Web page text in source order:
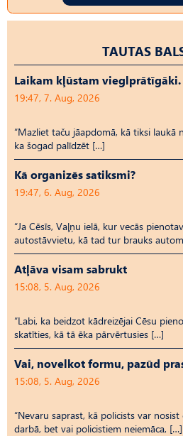
TAUTAS
Laikam kļūstam
19:47, 7. Aug, 2026
“Mazliet taču jāapdomā, kā tiksi laukā
ka šogad palīdzēt […]
Kā organizēs satiksmi?
19:47, 6. Aug, 2026
“Ja Cēsīs, Vaļņu ielā, kur vecās
autostāvvietu, kā tad tur brauks
Atļāva visam sabrukt
15:08, 5. Aug, 2026
“Labi, ka beidzot kādreizējai Cēsu
skatīties, kā tā ēka pārvērtusies […]
Vai, novelkot formu, pazūd
15:08, 5. Aug, 2026
“Nevaru saprast, kā policists var nosist
darbā, bet vai policistiem neiemāca, […]